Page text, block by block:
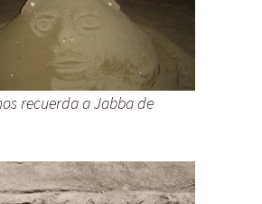
recuerda a Jabba de